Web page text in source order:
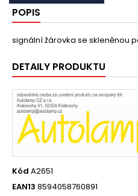
POPIS
signální žárovka se skleněnou
DETAILY PRODUKTU
Kód A2651
EAN13 8594058760891